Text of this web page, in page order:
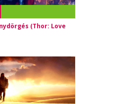
(Thor: Love